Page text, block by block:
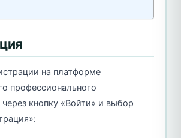
на платформе
профессионального
кнопку «Войти» и выбор